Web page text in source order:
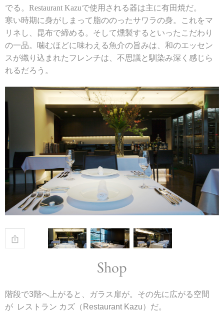
でる。Restaurant Kazuで使用される器は主に有田焼だ。
寒い時期に身がしまって脂ののったサワラの身。これをマ
リネし、昆布で締める。そして燻製するといったこだわり
の一品。噛むほどに味わえる魚介の旨みは、和のエッセン
スが織り込まれたフレンチは、不思議と馴染み深く感じら
れるだろう。
Shop
階段で3階へ上がると、ガラス扉が。その先に広がる空間
が レストラン カズ（Restaurant Kazu）だ。